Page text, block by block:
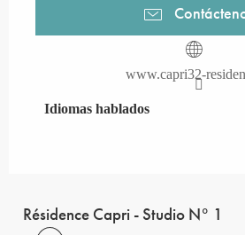
www.capri32-
Idiomas hablados
Idiomas hablados
Résidence Capri - Studio N° 1